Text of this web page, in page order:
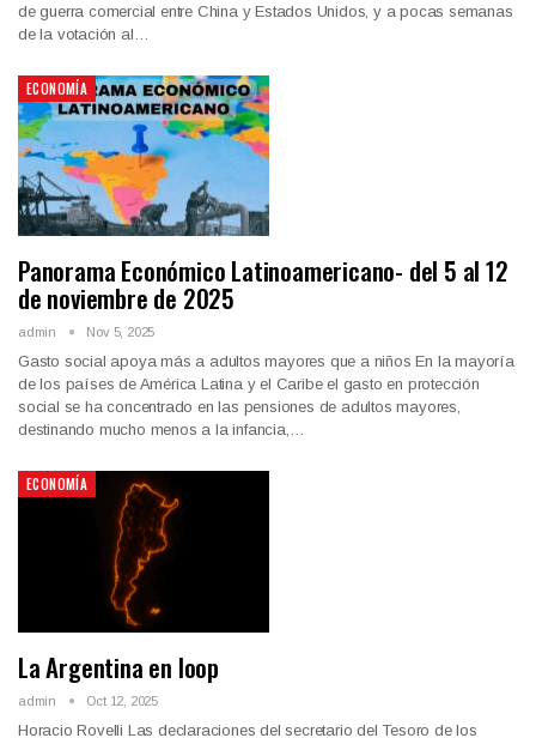
de guerra comercial entre China y Estados Unidos, y a pocas semanas
de la votación al…
ECONOMÍA
Panorama Económico Latinoamericano- del 5 al 12
de noviembre de 2025
admin Nov 5, 2025
Gasto social apoya más a adultos mayores que a niños En la mayoría
de los países de América Latina y el Caribe el gasto en protección
social se ha concentrado en las pensiones de adultos mayores,
destinando mucho menos a la infancia,…
ECONOMÍA
La Argentina en loop
admin Oct 12, 2025
Horacio Rovelli Las declaraciones del secretario del Tesoro de los